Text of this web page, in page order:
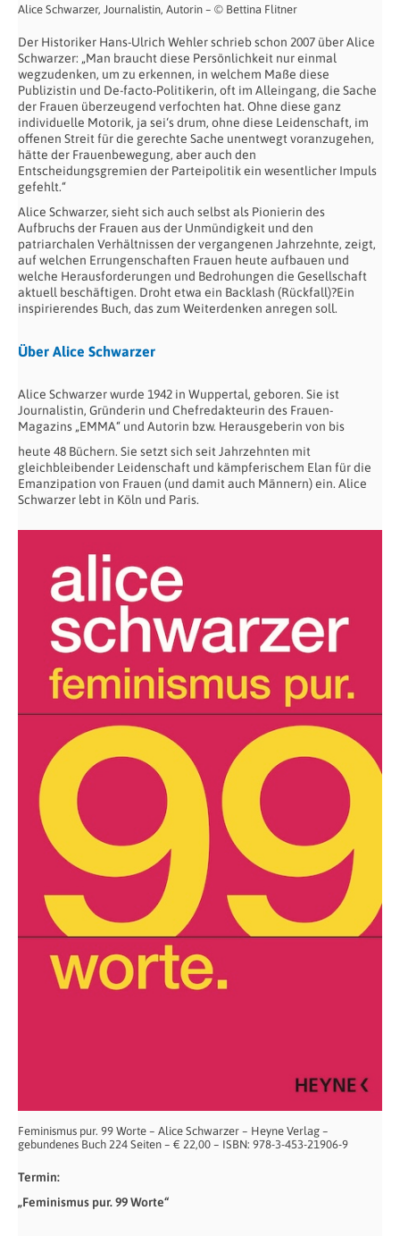
Alice Schwarzer, Journalistin, Autorin – © Bettina Flitner
Der Historiker Hans-Ulrich Wehler schrieb schon 2007 über Alice
Schwarzer: „Man braucht diese Persönlichkeit nur einmal
wegzudenken, um zu erkennen, in welchem Maße diese
Publizistin und De-facto-Politikerin, oft im Alleingang, die Sache
der Frauen überzeugend verfochten hat. Ohne diese ganz
individuelle Motorik, ja sei‘s drum, ohne diese Leidenschaft, im
offenen Streit für die gerechte Sache unentwegt voranzugehen,
hätte der Frauenbewegung, aber auch den
Entscheidungsgremien der Parteipolitik ein wesentlicher Impuls
gefehlt.“
Alice Schwarzer, sieht sich auch selbst als Pionierin des
Aufbruchs der Frauen aus der Unmündigkeit und den
patriarchalen Verhältnissen der vergangenen Jahrzehnte, zeigt,
auf welchen Errungenschaften Frauen heute aufbauen und
welche Herausforderungen und Bedrohungen die Gesellschaft
aktuell beschäftigen. Droht etwa ein Backlash (Rückfall)?Ein
inspirierendes Buch, das zum Weiterdenken anregen soll.
Über Alice Schwarzer
Alice Schwarzer wurde 1942 in Wuppertal, geboren. Sie ist
Journalistin, Gründerin und Chefredakteurin des Frauen-
Magazins „EMMA“ und Autorin bzw. Herausgeberin von bis
heute 48 Büchern. Sie setzt sich seit Jahrzehnten mit
gleichbleibender Leidenschaft und kämpferischem Elan für die
Emanzipation von Frauen (und damit auch Männern) ein. Alice
Schwarzer lebt in Köln und Paris.
Feminismus pur. 99 Worte – Alice Schwarzer – Heyne Verlag –
gebundenes Buch 224 Seiten – € 22,00 – ISBN: 978-3-453-21906-9
Termin:
„Feminismus pur. 99 Worte“